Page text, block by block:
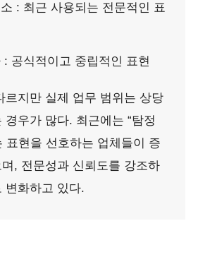
: 최근 사용되는 전문적인 표
: 공식적이고 중립적인 표현
르지만 실제 업무 범위는 상당
경우가 많다. 최근에는 “탐정
표현을 선호하는 업체들이 증
, 전문성과 신뢰도를 강조하
변화하고 있다.